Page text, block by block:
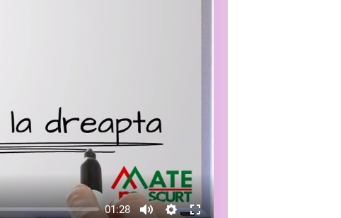
01:28